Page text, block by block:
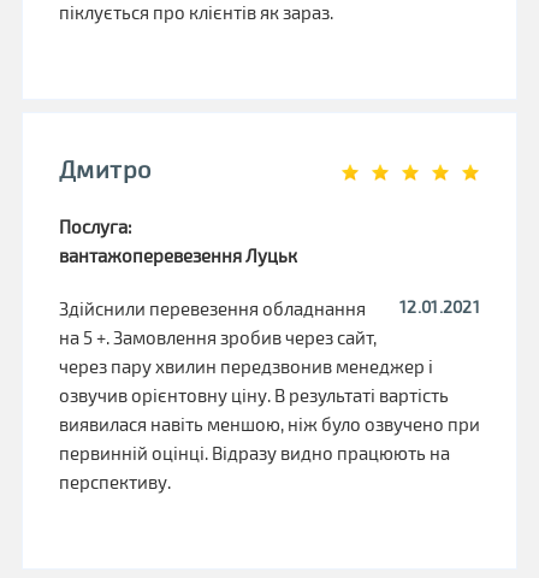
піклується про клієнтів як зараз.
Дмитро
Послуга:
вантажоперевезення Луцьк
12.01.2021
Здійснили перевезення обладнання
на 5 +. Замовлення зробив через сайт,
через пару хвилин передзвонив менеджер і
озвучив орієнтовну ціну. В результаті вартість
виявилася навіть меншою, ніж було озвучено при
первинній оцінці. Відразу видно працюють на
перспективу.